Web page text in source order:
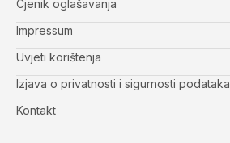
Cjenik oglašavanja
Impressum
Uvjeti korištenja
Izjava o privatnosti i sigurnosti podataka
Kontakt